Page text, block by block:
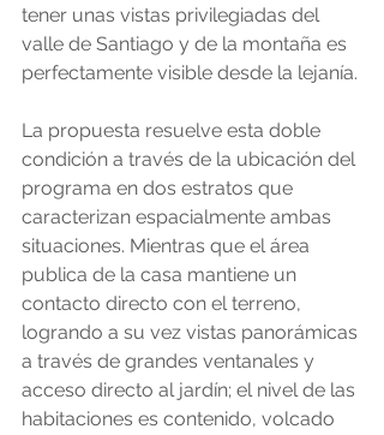
tener unas vistas privilegiadas del
valle de Santiago y de la montaña es
perfectamente visible desde la lejanía.
La propuesta resuelve esta doble
condición a través de la ubicación del
programa en dos estratos que
caracterizan espacialmente ambas
situaciones. Mientras que el área
publica de la casa mantiene un
contacto directo con el terreno,
logrando a su vez vistas panorámicas
a través de grandes ventanales y
acceso directo al jardín; el nivel de las
habitaciones es contenido, volcado